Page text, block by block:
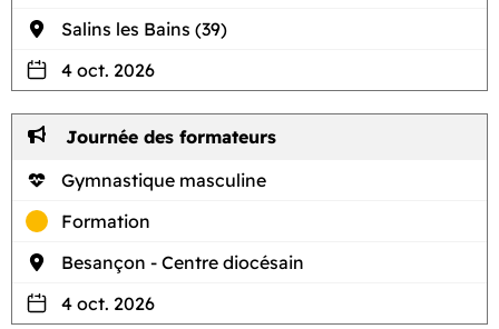
Salins les Bains (39)
4 oct. 2026
Journée des formateurs
Gymnastique masculine
Formation
Besançon - Centre diocésain
4 oct. 2026